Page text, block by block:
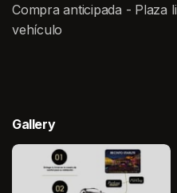
Compra anticipada - Plaza
vehículo
Gallery